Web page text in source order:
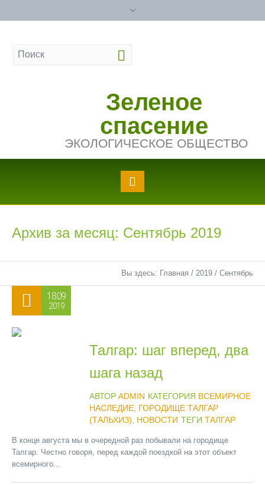
Зеленое
спасение
ЭКОЛОГИЧЕСКОЕ ОБЩЕСТВО
Архив за месяц: Сентябрь 2019
Вы здесь: Главная / 2019 / Сентябрь
18.09
2019
Талгар: шаг вперед, два
шага назад
АВТОР ADMIN КАТЕГОРИЯ ВСЕМИРНОЕ
НАСЛЕДИЕ, ГОРОДИЩЕ ТАЛГАР
(ТАЛЬХИЗ)
НОВОСТИ ТЕГИ ТАЛГАР
В конце августа мы в очередной раз побывали на городище
Талгар. Честно говоря, перед каждой поездкой на этот объект
всемирного...